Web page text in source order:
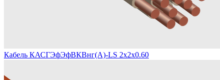
Кабель КАСГЭфЭфВКВнг(А)-LS 2х2х0.60